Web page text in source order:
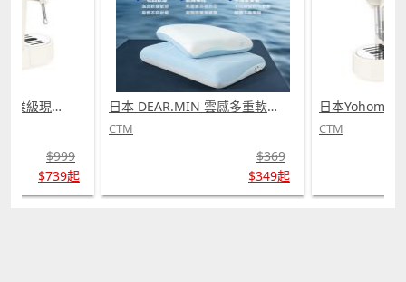
日本Yohome 迷你專業級現磨鮮萃奶泡3合1半自動家庭意式咖啡機 (需訂貨)
$999
$739起
日本 DEAR.MIN 雲感多重軟芯柔托緩壓Peace柔眠枕 (需訂貨)
CTM
$369
$349起
CTM